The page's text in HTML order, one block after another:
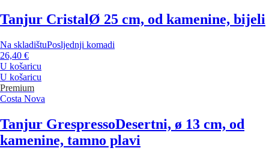
Tanjur CristalØ 25 cm, od kamenine, bijeli
Na skladištuPosljednji komadi
26,40 €
U košaricu
U košaricu
Premium
Costa Nova
Tanjur GrespressoDesertni, ø 13 cm, od
kamenine, tamno plavi